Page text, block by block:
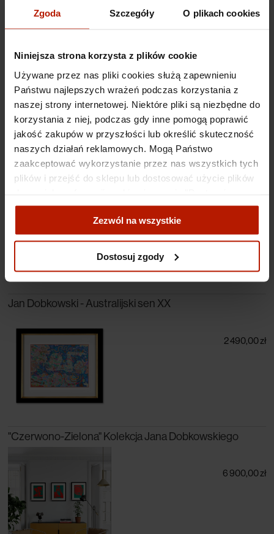
Zgoda Szczegóły O plikach cookies
Niniejsza strona korzysta z plików cookie
Używane przez nas pliki cookies służą zapewnieniu
Państwu najlepszych wrażeń podczas korzystania z
naszej strony internetowej. Niektóre pliki są niezbędne do
korzystania z niej, podczas gdy inne pomogą poprawić
jakość zakupów w przyszłości lub określić skuteczność
naszych działań reklamowych. Mogą Państwo
zaakceptować wykorzystanie przez nas wszystkich tych
plików i przejść do sklepu lub dostosować użycie plików
zgody".
Więcej o plikach cookies przeczytasz w naszej Polityce
Zezwól na wszystkie
Dostosuj zgody
"W nurcie formy" Kolekcja Jana Dobkowskiego i
3 490,00 zł
Jan Dobkowski - Energia
2 490,00 zł
Jan Dobkowski - Australijski sen XX
2 490,00 zł
"Czerwono-Zielona" Kolekcja Jana Dobkowskiego
6 900,00 zł